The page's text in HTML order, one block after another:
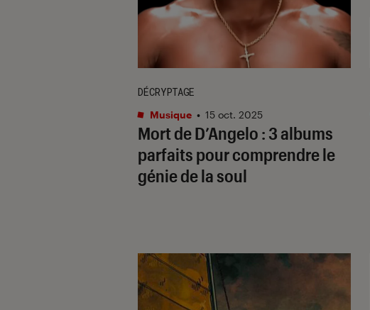
Mort de D’Angelo : 3 albums
parfaits pour comprendre le
génie de la soul
DÉCRYPTAGE
Musique • 15 oct. 2025